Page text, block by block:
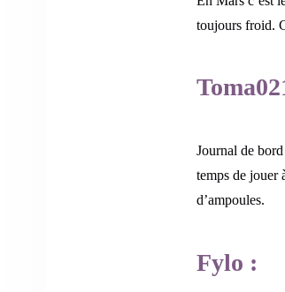
toujours froid.
Journal de
temps de jouer
d’ampoules.
Fylo :